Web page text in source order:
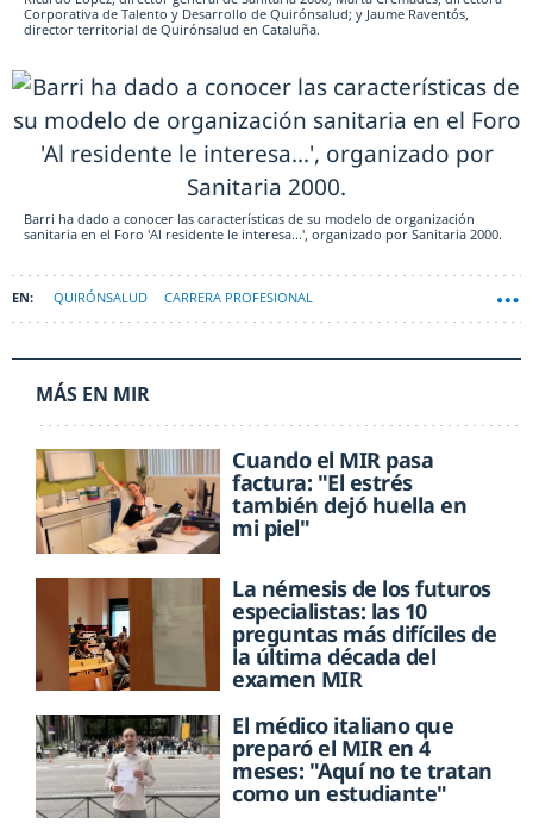
Corporativa de Talento y Desarrollo de Quirónsalud; y Jaume Raventós,
director territorial de Quirónsalud en Cataluña.
Barri ha dado a conocer las características de su modelo de organización
sanitaria en el Foro 'Al residente le interesa...', organizado por Sanitaria 2000.
QUIRÓNSALUD CARRERA PROFESIONAL
MÁS EN MIR
Cuando el MIR pasa
factura: "El estrés
también dejó huella en
mi piel"
La némesis de los futuros
especialistas: las 10
preguntas más difíciles de
la última década del
examen MIR
El médico italiano que
preparó el MIR en 4
meses: "Aquí no te tratan
como un estudiante"